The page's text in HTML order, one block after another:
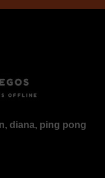
diana, ping pong